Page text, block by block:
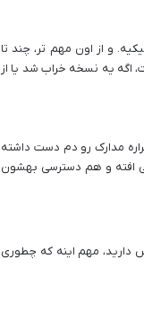
و از اون مهم تر، چند تا
اگه یه نسخه خراب شد یا از
مدارک رو دم دست داشته
افته و هم دسترسی بهشون
دارید، مهم اینه که چطوری